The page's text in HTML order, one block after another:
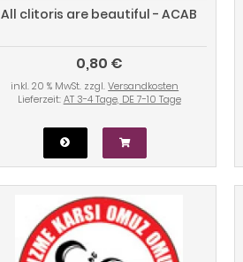
All clitoris are beautiful - ACAB
0,80 €
inkl. 20 % MwSt. zzgl.Versandkosten
Lieferzeit:AT 3-4 Tage, DE 7-10 Tage